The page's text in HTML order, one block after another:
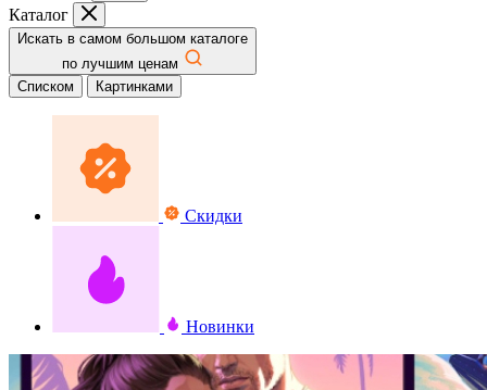
Каталог
Искать в самом большом каталоге
по лучшим ценам
Списком
Картинками
Скидки
Новинки